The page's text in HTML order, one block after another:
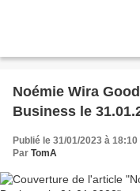
Noémie Wira
Business le
Publié le 31/01/2023 à 18:10
Par TomA